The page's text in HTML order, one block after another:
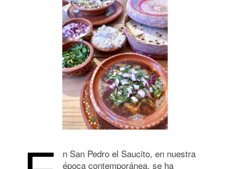
n San Pedro el Saucito, en nuestra
época contemporánea, se ha